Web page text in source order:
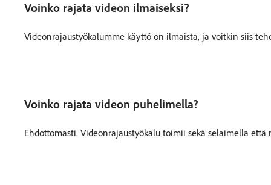
Voinko rajata videon ilmaiseksi?
Videonrajaustyökalumme käyttö on ilmaista, ja voitkin siis
Voinko rajata videon puhelimella?
Ehdottomasti. Videonrajaustyökalu toimii sekä selaimella